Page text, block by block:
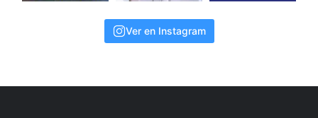
Ver en Instagram